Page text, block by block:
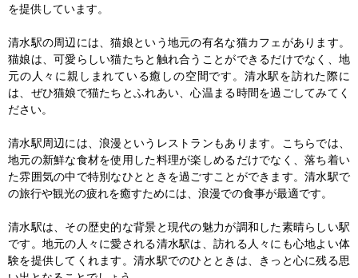
を提供しています。
清水駅の周辺には、猫娘という地元の有名な猫カフェがあります。
猫娘は、可愛らしい猫たちと触れ合うことができるだけでなく、地
元の人々に親しまれている癒しの空間です。清水駅を訪れた際に
は、ぜひ猫娘で猫たちとふれあい、心温まる時間を過ごしてみてく
ださい。
清水駅周辺には、浪漫というレストランもあります。こちらでは、
地元の新鮮な食材を使用した料理が楽しめるだけでなく、落ち着い
た雰囲気の中で特別なひとときを過ごすことができます。清水駅で
の旅行や観光の疲れを癒すためには、浪漫での食事が最適です。
清水駅は、その歴史的な背景と現代の魅力が調和した素晴らしい駅
です。地元の人々に愛される清水駅は、訪れる人々にも心地よい体
験を提供してくれます。清水駅でのひとときは、きっと心に残る思